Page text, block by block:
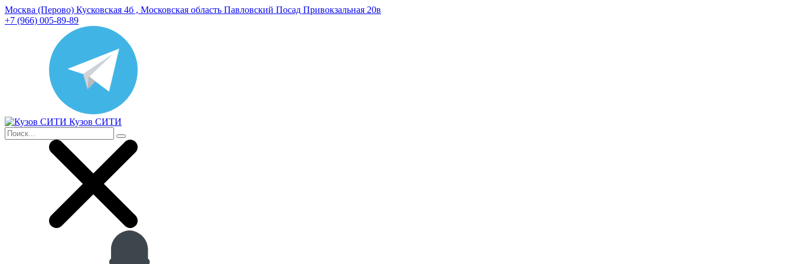
Москва (Перово) Кусковская 4б , Московская область Павловский Посад Привокзальная 20в
+7 (966) 005-89-89
Кузов СИТИ